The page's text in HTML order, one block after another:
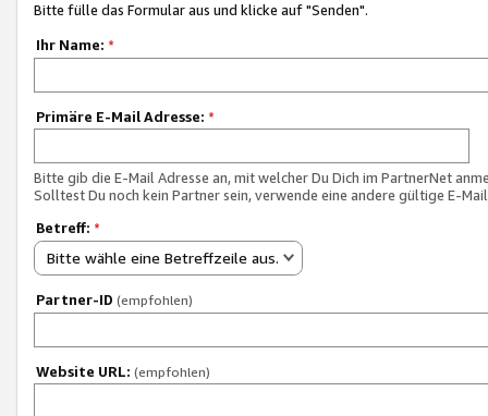
Bitte fülle das Formular aus und klicke auf "Senden".
Ihr Name: *
Primäre E-Mail Adresse: *
Bitte gib die E-Mail Adresse an, mit welcher Du Dich im PartnerNet
Solltest Du noch kein Partner sein, verwende eine andere gültige E-
Betreff: *
Bitte wähle eine Betreffzeile aus.
Partner-ID (empfohlen)
Website URL: (empfohlen)